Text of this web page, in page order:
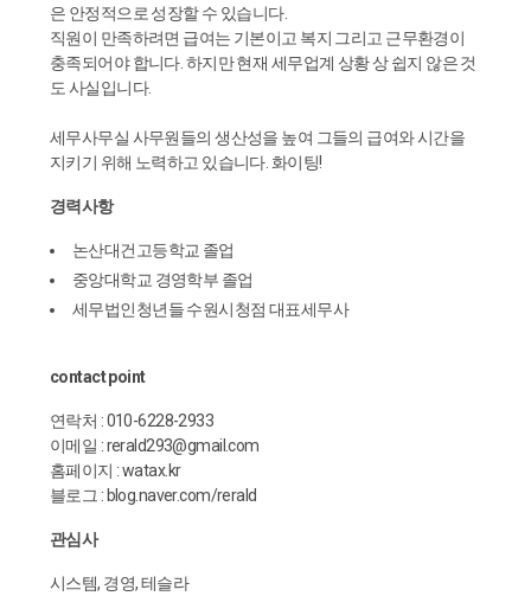
은 안정적으로 성장할 수 있습니다.
직원이 만족하려면 급여는 기본이고 복지 그리고 근무환경이
충족되어야 합니다. 하지만 현재 세무업계 상황 상 쉽지 않은 것
도 사실입니다.
세무사무실 사무원들의 생산성을 높여 그들의 급여와 시간을
지키기 위해 노력하고 있습니다. 화이팅!
경력사항
논산대건고등학교 졸업
중앙대학교 경영학부 졸업
세무법인청년들 수원시청점 대표세무사
contact point
연락처 : 010-6228-2933
이메일 : rerald293@gmail.com
홈페이지 : watax.kr
블로그 : blog.naver.com/rerald
관심사
시스템, 경영, 테슬라